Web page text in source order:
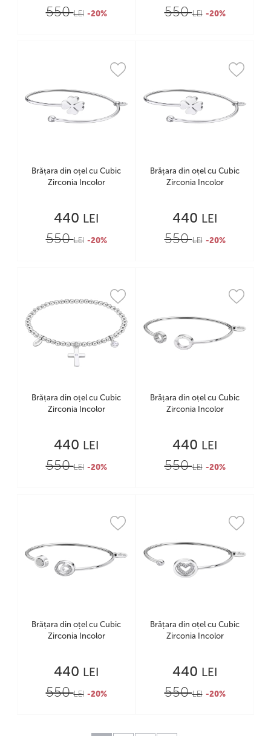
550LEI -20% 550LEI -20%
Brățara din oțel cu Cubic
Zirconia Incolor
440 LEI
550LEI -20%
Brățara din oțel cu Cubic
Zirconia Incolor
440 LEI
550LEI -20%
Brățara din oțel cu Cubic
Zirconia Incolor
440 LEI
550LEI -20%
Brățara din oțel cu Cubic
Zirconia Incolor
440 LEI
550LEI -20%
Brățara din oțel cu Cubic
Zirconia Incolor
440 LEI
550LEI -20%
Brățara din oțel cu Cubic
Zirconia Incolor
440 LEI
550LEI -20%